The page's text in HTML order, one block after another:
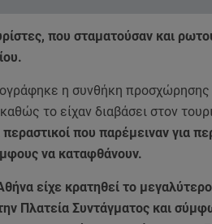
που σταματούσαν και
η συνθήκη προσχώρησης
το είχαν διαβάσει στον
που παρέμειναν για
να καταφθάνουν.
είχε κρατηθεί το
Πλατεία Συντάγματος και